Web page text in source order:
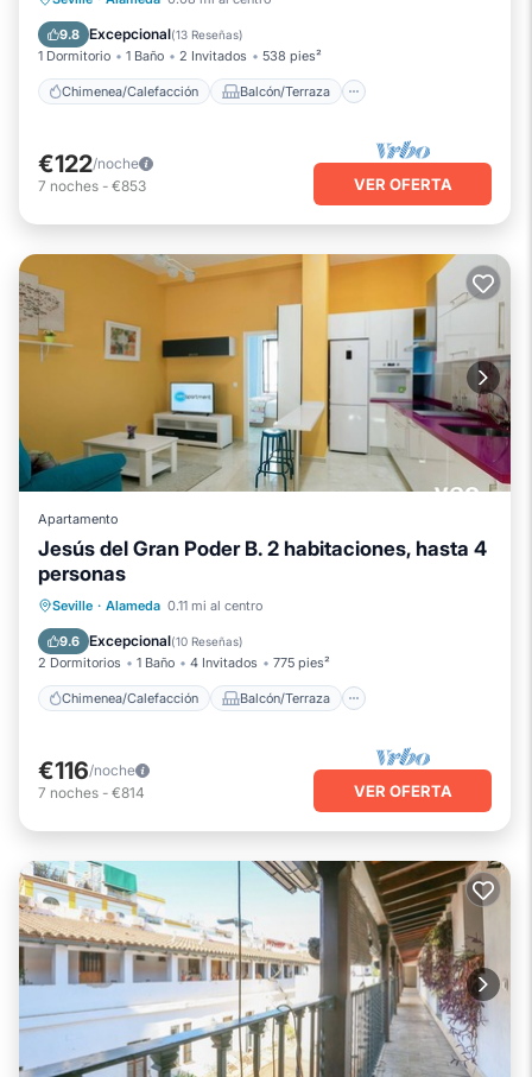
9.8 Excepcional(13 Reseñas)
1 Dormitorio 1 Baño 2 Invitados 538 pies²
Chimenea/Calefacción Balcón/Terraza
Cocina
Aire acondicionado
€122/noche
7 noches - €853 VER OFERTA
Apartamento
Jesús del Gran Poder B. 2 habitaciones, hasta 4
personas
Seville · Alameda 0.11 mi al centro
9.6 Excepcional(10 Reseñas)
2 Dormitorios 1 Baño 4 Invitados 775 pies²
Chimenea/Calefacción Balcón/Terraza
Chimenea/Calefacción
Cocina
Aire acondicionado
€116/noche
7 noches - €814 VER OFERTA